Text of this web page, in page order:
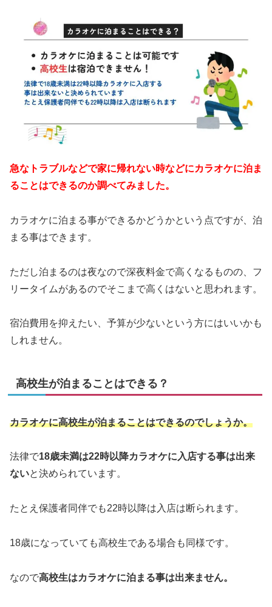
急なトラブルなどで家に帰れない時などにカラオケに泊ま
ることはできるのか調べてみました。
カラオケに泊まる事ができるかどうかという点ですが、泊
まる事はできます。
ただし泊まるのは夜なので深夜料金で高くなるものの、フ
リータイムがあるのでそこまで高くはないと思われます。
宿泊費用を抑えたい、予算が少ないという方にはいいかも
しれません。
高校生が泊まることはできる？
カラオケに高校生が泊まることはできるのでしょうか。
法律で18歳未満は22時以降カラオケに入店する事は出来
ないと決められています。
たとえ保護者同伴でも22時以降は入店は断られます。
18歳になっていても高校生である場合も同様です。
なので高校生はカラオケに泊まる事は出来ません。